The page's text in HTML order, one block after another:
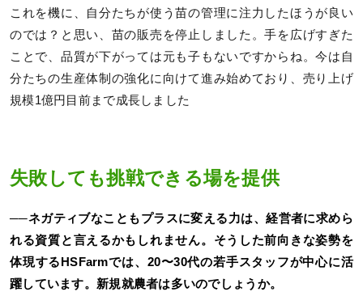
これを機に、自分たちが使う苗の管理に注力したほうが良い
のでは？と思い、苗の販売を停止しました。手を広げすぎた
ことで、品質が下がっては元も子もないですからね。今は自
分たちの生産体制の強化に向けて進み始めており、売り上げ
規模1億円目前まで成長しました
失敗しても挑戦できる場を提供
──ネガティブなこともプラスに変える力は、経営者に求めら
れる資質と言えるかもしれません。そうした前向きな姿勢を
体現するHSFarmでは、20〜30代の若手スタッフが中心に活
躍しています。新規就農者は多いのでしょうか。